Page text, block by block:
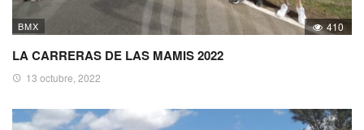
BMX 410
LA CARRERAS DE LAS MAMIS 2022
13 octubre, 2022